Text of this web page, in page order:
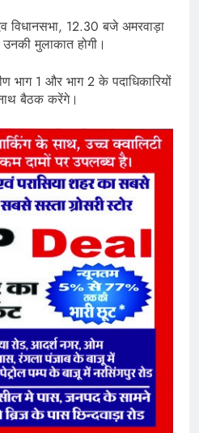
विधानसभा, 12.30 बजे अमरवाड़ा
मुलाकात होगी।
भाग 1 और भाग 2 के पदाधिकारियों
बैठक करेंगे।